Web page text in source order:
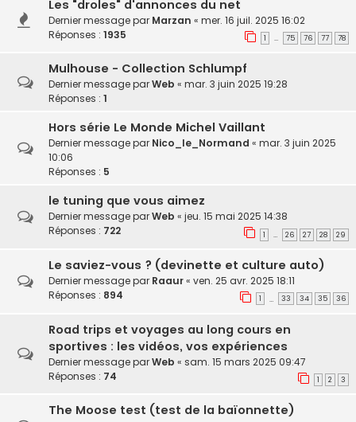
Les "droles" d'annonces du net
Dernier message par Marzan « mer. 16 juil. 2025 16:02
Réponses : 1935 1 … 75 76 77 78
Mulhouse - Collection Schlumpf
Dernier message parWeb « mar. 3 juin 2025 19:28
Réponses : 1
Hors série Le Monde Michel Vaillant
Dernier message par Nico_le_Normand « mar. 3 juin 2025
10:06
Réponses : 5
le tuning que vous aimez
Dernier message parWeb « jeu. 15 mai 2025 14:38
Réponses : 722 1 … 26 27 28 29
Le saviez-vous ? (devinette et culture auto)
Dernier message par Raaur« ven. 25 avr. 2025 18:11
Réponses : 894 1 … 33 34 35 36
Road trips et voyages au long cours en
sportives : les vidéos, vos expériences
Dernier message parWeb « sam. 15 mars 2025 09:47
Réponses : 74 1 2 3
The Moose test (test de la baïonnette)